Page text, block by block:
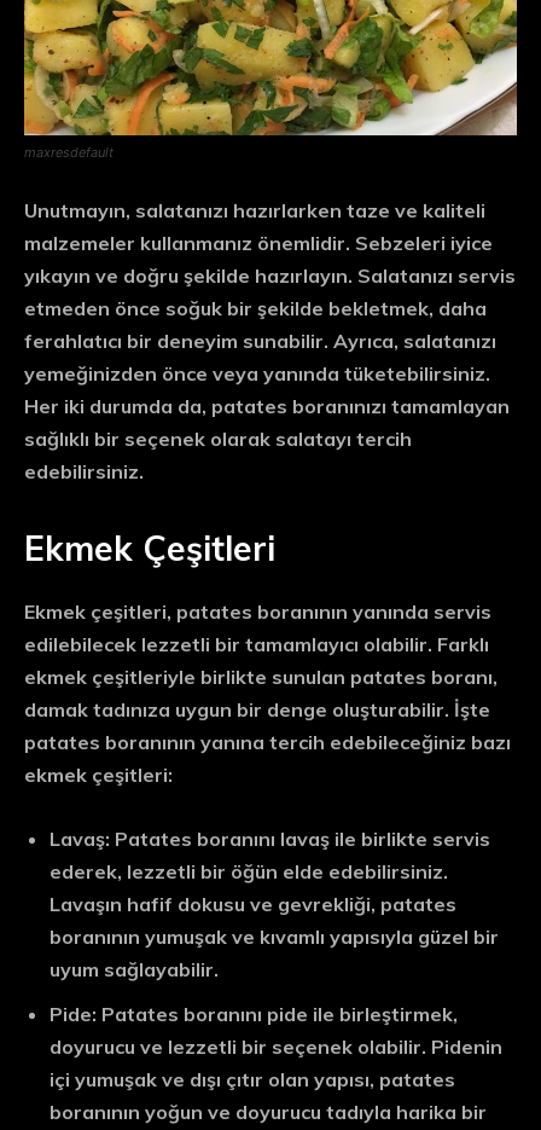
maxresdefault
Unutmayın, salatanızı hazırlarken taze ve kaliteli
malzemeler kullanmanız önemlidir. Sebzeleri iyice
yıkayın ve doğru şekilde hazırlayın. Salatanızı servis
etmeden önce soğuk bir şekilde bekletmek, daha
ferahlatıcı bir deneyim sunabilir. Ayrıca, salatanızı
yemeğinizden önce veya yanında tüketebilirsiniz.
Her iki durumda da, patates boranınızı tamamlayan
sağlıklı bir seçenek olarak salatayı tercih
edebilirsiniz.
Ekmek Çeşitleri
Ekmek çeşitleri, patates boranının yanında servis
edilebilecek lezzetli bir tamamlayıcı olabilir. Farklı
ekmek çeşitleriyle birlikte sunulan patates boranı,
damak tadınıza uygun bir denge oluşturabilir. İşte
patates boranının yanına tercih edebileceğiniz bazı
ekmek çeşitleri:
Lavaş: Patates boranını lavaş ile birlikte servis
ederek, lezzetli bir öğün elde edebilirsiniz.
Lavaşın hafif dokusu ve gevrekliği, patates
boranının yumuşak ve kıvamlı yapısıyla güzel bir
uyum sağlayabilir.
Pide: Patates boranını pide ile birleştirmek,
doyurucu ve lezzetli bir seçenek olabilir. Pidenin
içi yumuşak ve dışı çıtır olan yapısı, patates
boranının yoğun ve doyurucu tadıyla harika bir